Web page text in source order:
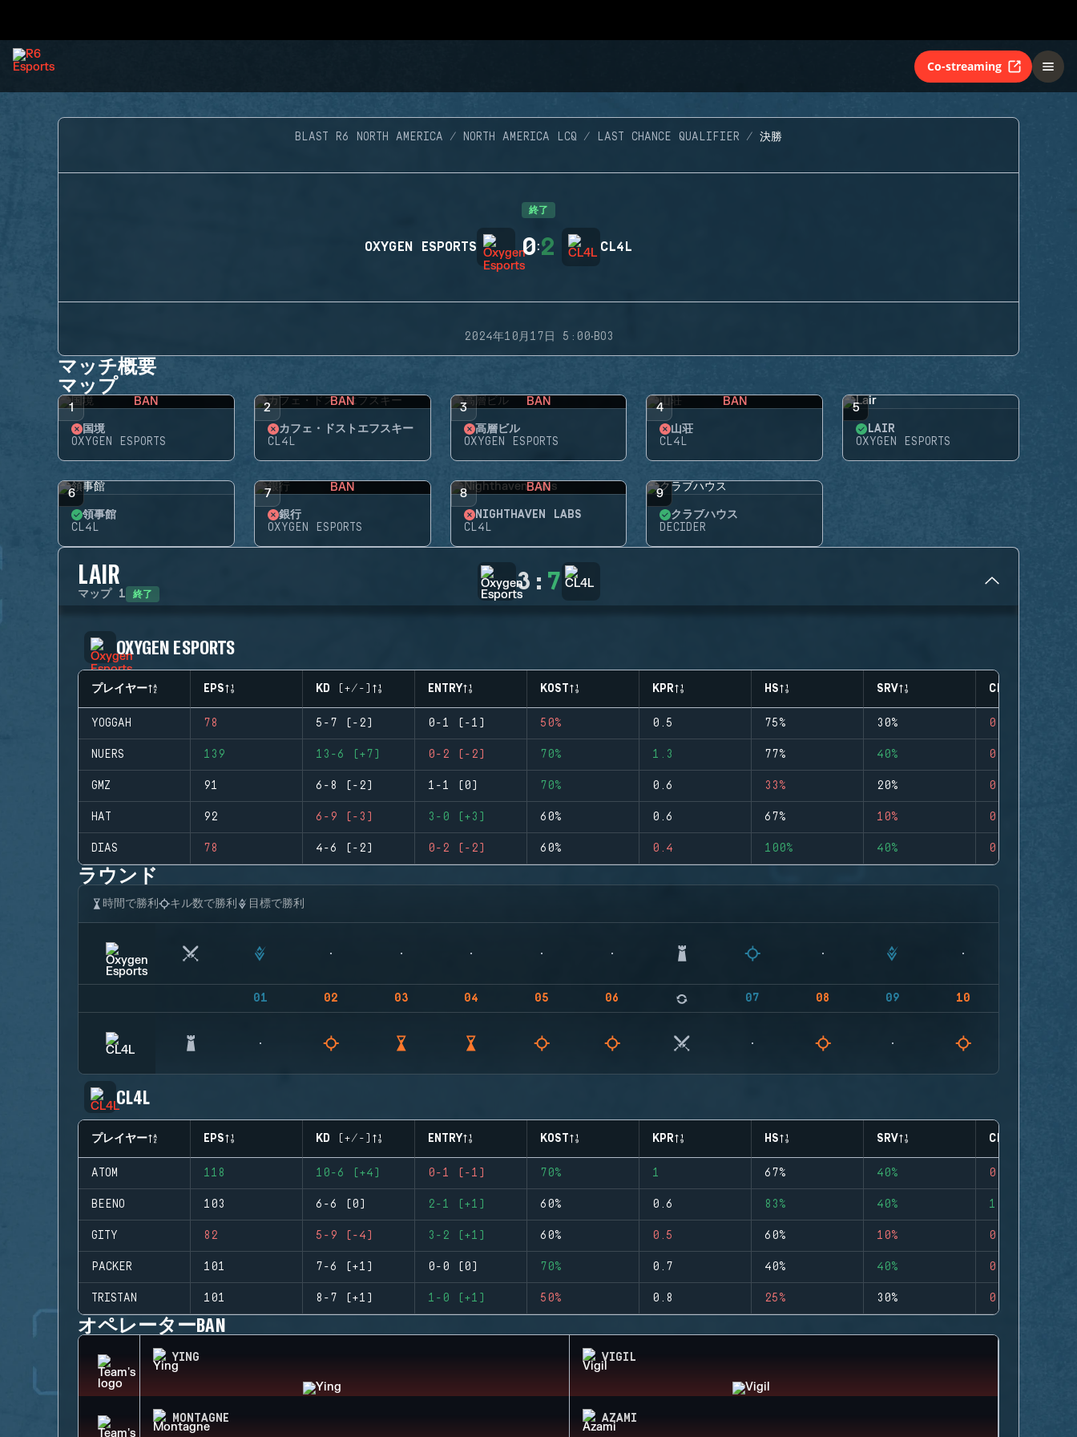
Co-streaming
BLAST R6 NORTH AMERICA NORTH AMERICA LCQ LAST CHANCE QUALIFIER 決勝
終了
OXYGEN ESPORTS 0:2 CL4L
2024年10月17日 5:00·BO3
マッチ概要
マップ
1 BAN
国境
OXYGEN ESPORTS
2 BAN
カフェ・ドストエフスキー
CL4L
3 BAN
高層ビル
OXYGEN ESPORTS
4 BAN
山荘
CL4L
5
LAIR
OXYGEN ESPORTS
6
領事館
CL4L
7 BAN
銀行
OXYGEN ESPORTS
8 BAN
NIGHTHAVEN LABS
CL4L
9
クラブハウス
DECIDER
LAIR
マップ 1 終了 3 : 7
OXYGEN ESPORTS
プレイヤー EPS KD (+/-) ENTRY KOST KPR HS SRV CLUTCHES
YOGGAH 78 5-7 (-2) 0-1 (-1) 50% 0.5 75% 30% 0
NUERS 139 13-6 (+7) 0-2 (-2) 70% 1.3 77% 40% 0
GMZ 91 6-8 (-2) 1-1 (0) 70% 0.6 33% 20% 0
HAT 92 6-9 (-3) 3-0 (+3) 60% 0.6 67% 10% 0
DIAS 78 4-6 (-2) 0-2 (-2) 60% 0.4 100% 40% 0
ラウンド
時間で勝利 キル数で勝利 目標で勝利
01 02 03 04 05 06 07 08 09 10
CL4L
プレイヤー EPS KD (+/-) ENTRY KOST KPR HS SRV CLUTCHES
ATOM 118 10-6 (+4) 0-1 (-1) 70% 1 67% 40% 0
BEENO 103 6-6 (0) 2-1 (+1) 60% 0.6 83% 40% 1
GITY 82 5-9 (-4) 3-2 (+1) 60% 0.5 60% 10% 0
PACKER 101 7-6 (+1) 0-0 (0) 70% 0.7 40% 40% 0
TRISTAN 101 8-7 (+1) 1-0 (+1) 50% 0.8 25% 30% 0
オペレーターBAN
YING VIGIL
MONTAGNE AZAMI